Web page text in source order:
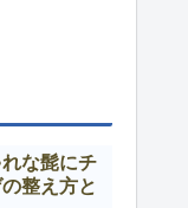
な髭にチ
整え方と